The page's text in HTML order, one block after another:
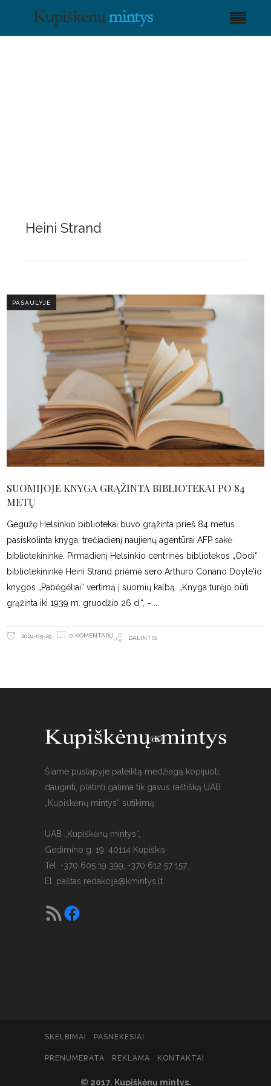
Heini Strand
PASAULYJE
SUOMIJOJE KNYGA GRĄŽINTA BIBLIOTEKAI PO 84
METŲ
Gegužę Helsinkio bibliotekai buvo grąžinta prieš 84 metus
pasiskolinta knyga, trečiadienį naujienų agentūrai AFP sakė
bibliotekininkė. Pirmadienį Helsinkio centrinės bibliotekos „Oodi“
bibliotekininkė Heini Strand priėmė sero Arthuro Conano Doyle'io
knygos „Pabėgėliai“ vertimą į suomių kalbą. „Knyga turėjo būti
grąžinta iki 1939 m. gruodžio 26 d.“, –
2024-05-29 0 KOMENTARŲ DALINTIS
Šiame puslapyje pateiktą medžiagą kopijuoti,
dauginti, platinti galima tik gavus raštišką UAB
„Kupiškėnų mintys“ sutikimą.
UAB „Kupiškėnų mintys“,
Gedimino g. 19, 40114 Kupiškis
Tel. +370 605 19 399, +370 612 57 157.
El. paštas redakcija@kmintys.lt
SKELBIMAI PAŠNEKESIAI
© 2017. Kupiškėnų mintys.
PRENUMERATA REKLAMA KONTAKTAI